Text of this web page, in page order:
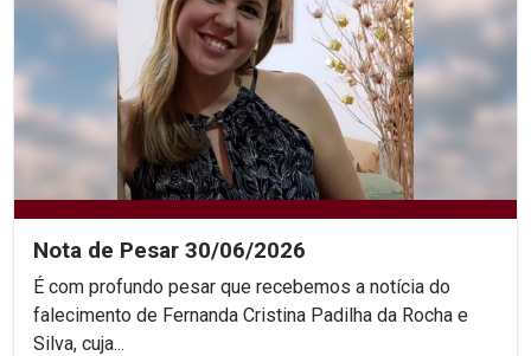
Nota de Pesar 30/06/2026
É com profundo pesar que recebemos a notícia do
falecimento de Fernanda Cristina Padilha da Rocha e
Silva, cuja...